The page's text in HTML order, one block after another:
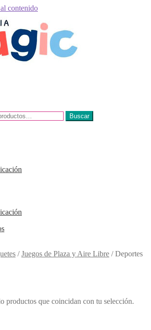
contenido
Buscar
/Juegos de Plaza y Aire Libre /Deportes
productos que coincidan con tu selección.